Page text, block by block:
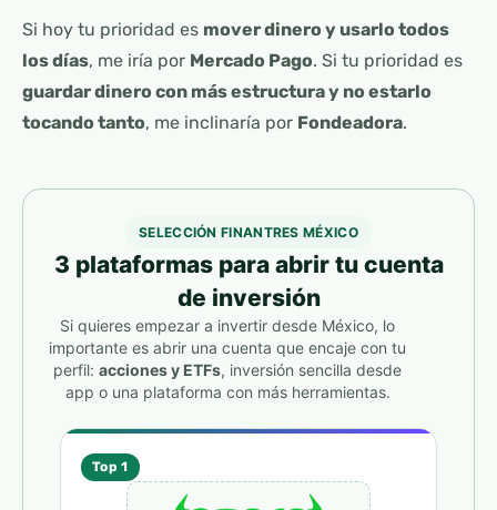
Si hoy tu prioridad es mover dinero y usarlo todos
los días, me iría por Mercado Pago. Si tu prioridad es
guardar dinero con más estructura y no estarlo
tocando tanto, me inclinaría por Fondeadora.
SELECCIÓN FINANTRES MÉXICO
3 plataformas para abrir tu cuenta
de inversión
Si quieres empezar a invertir desde México, lo
importante es abrir una cuenta que encaje con tu
perfil: acciones y ETFs, inversión sencilla desde
app o una plataforma con más herramientas.
Top 1